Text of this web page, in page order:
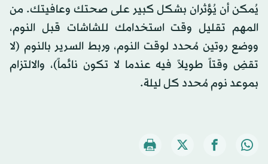
يُمكن أن يُؤثران بشكل كبير على صحتك وعافيتك. من
المهم تقليل وقت استخدامك للشاشات قبل النوم،
ووضع روتين مُحدد لوقت النوم، وربط السرير بالنوم (لا
تقضِ وقتاً طويلاً فيه عندما لا تكون نائماً)، والالتزام
بموعد نوم مُحدد كل ليلة.